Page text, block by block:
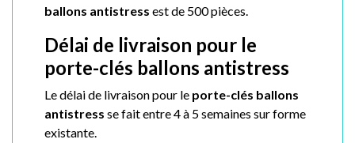
ballons antistress est de 500 pièces.
Délai de livraison pour le
porte-clés ballons antistress
Le délai de livraison pour le porte-clés ballons
antistress se fait entre 4 à 5 semaines sur forme
existante.